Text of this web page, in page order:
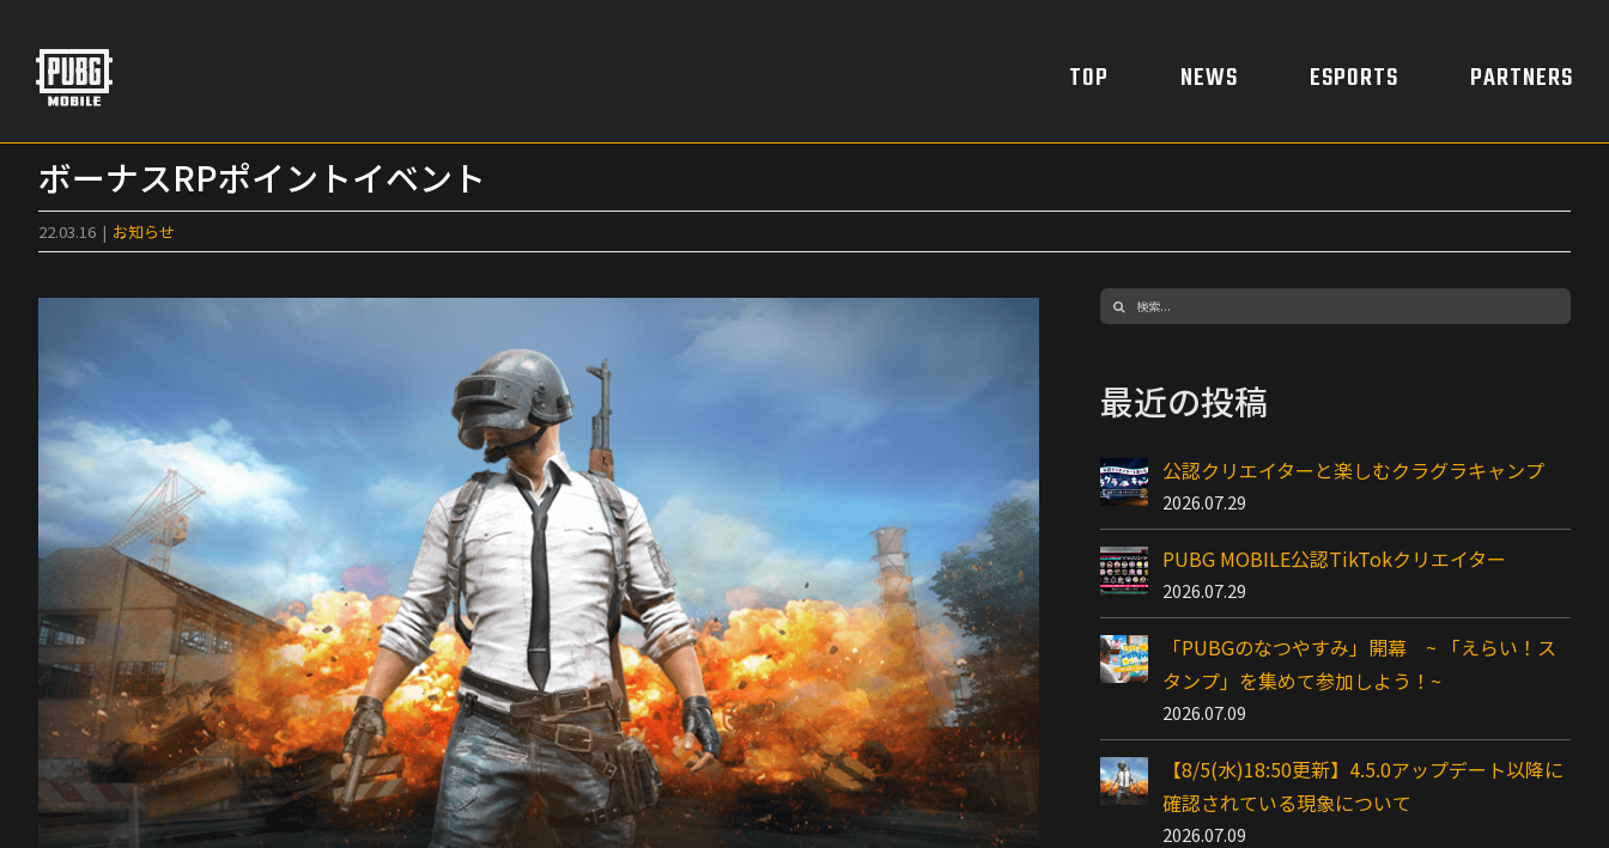
content
TOP NEWS ESPORTS PARTNERS
ボーナスRPポイントイベント
22.03.16 | お知らせ
検
最近の投稿
公認クリエイターと楽しむクラグラキャンプ
2026.07.29
PUBG MOBILE公認TikTokクリエイター
2026.07.29
「PUBGのなつやすみ」開幕 ~ 「えらい！ス
タンプ」を集めて参加しよう！~
2026.07.09
【8/5(水)18:50更新】4.5.0アップデート以降に
確認されている現象について
2026.07.09